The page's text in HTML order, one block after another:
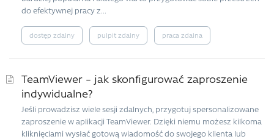
do efektywnej pracy z...
dostęp zdalny pulpit zdalny praca zdalna
TeamViewer – jak skonfigurować zaproszenie
indywidualne?
Jeśli prowadzisz wiele sesji zdalnych, przygotuj spersonalizowane
zaproszenie w aplikacji TeamViewer. Dzięki niemu możesz kilkoma
kliknięciami wysłać gotową wiadomość do swojego klienta lub